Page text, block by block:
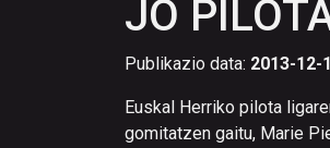
JO
Publikazio data: 2013-12-
Euskal Herriko pilota
gomitatzen gaitu, Marie